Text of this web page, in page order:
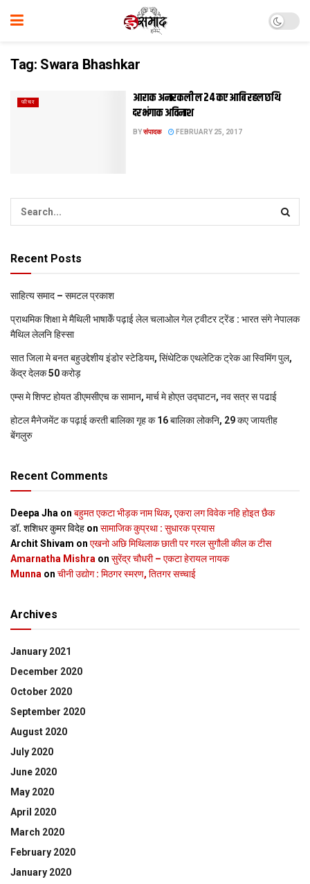
Tag: Swara Bhashkar
फीचर
आराक अनारकली ल 24 कए आबि रहल छथि
दरभंगाक अविनाश
BYसंपादक FEBRUARY 25, 2017
Recent Posts
साहित्य समाद – समटल प्रकाश
प्राथमिक शि‍क्षा मे मैथि‍ली भाषाकेँ पढ़ाई लेल चलाओल गेल ट्वीटर ट्रेंड : भारत संगे नेपालक
मैथिल लेलनि हिस्सा
सात जिला मे बनत बहुउद्देशीय इंडोर स्‍टेडि‍यम, सिंथेटिक एथलेटिक ट्रेक आ स्विमिंग पुल,
केंद्र देलक 50 करोड़
एम्स मे शिफ्ट होयत डीएमसीएच क सामान, मार्च मे होएत उद्घाटन, नव सत्र स पढाई
होटल मैनेजमेंट क पढ़ाई करती बालिका गृह क 16 बालिका लोकनि, 29 कए जायतीह
बेंगलुरु
Recent Comments
Deepa Jha on बहुमत एकटा भीड़क नाम थिक, एकरा लग विवेक नहि होइत छैक
डॉ. शशिधर कुमर विदेह on सामाजिक कुप्रथा : सुधारक प्रयास
Archit Shivam on एखनो अछि मिथिलाक छाती पर गरल सुगौली कील क टीस
Amarnatha Mishra on सुरेंद्र चौधरी – एकटा हेरायल नायक
Munna on चीनी उद्योग : मिठगर स्‍मरण, तितगर सच्‍चाई
Archives
January 2021
December 2020
October 2020
September 2020
August 2020
July 2020
June 2020
May 2020
April 2020
March 2020
February 2020
January 2020